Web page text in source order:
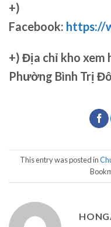
+)
Facebook: https://
+) Địa chỉ kho xem
Phường Bình Trị
This entry was posted in